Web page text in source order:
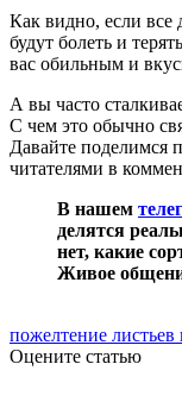
Как видно, если все
будут болеть и
вас обильным и
А вы часто
С чем это обычно
Давайте
читателями в
В нашем
делятся
нет, какие
Живое
пожелтение листьев
Оцените статью